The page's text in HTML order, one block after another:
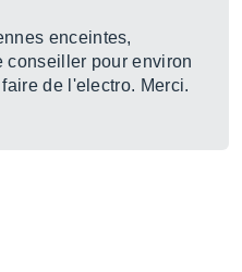
enceintes,
conseiller pour environ
de l'electro. Merci.